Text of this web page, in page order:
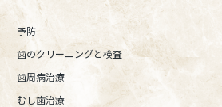
予防
歯のクリーニングと検査
歯周病治療
むし歯治療